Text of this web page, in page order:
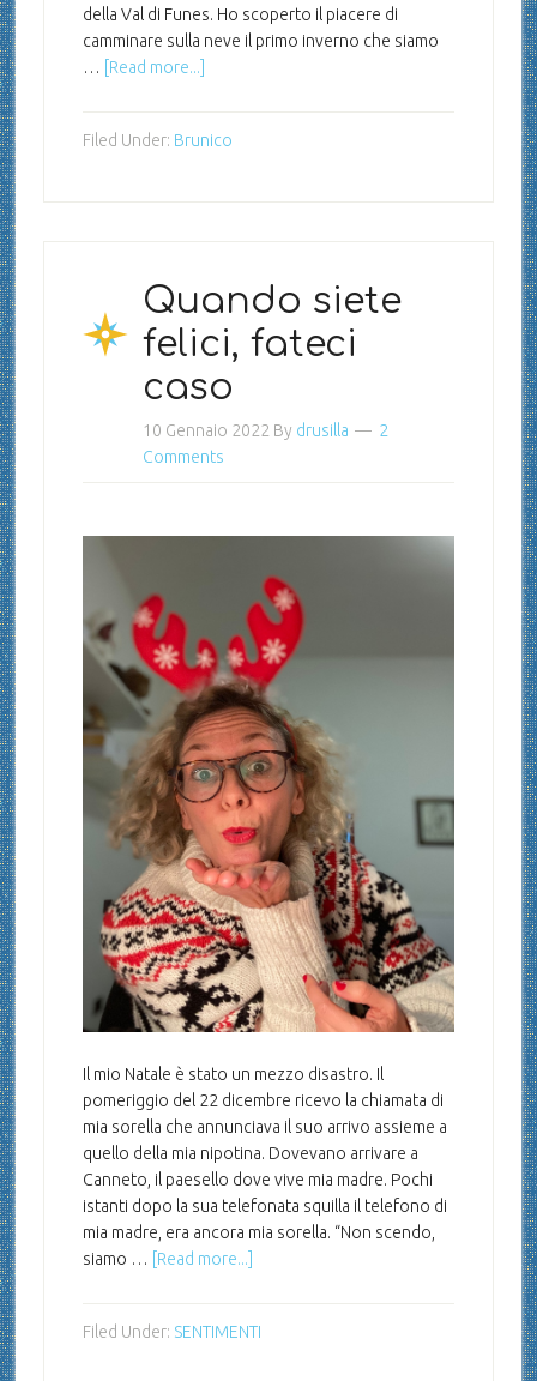
della Val di Funes. Ho scoperto il piacere di
camminare sulla neve il primo inverno che siamo
…
[Read more...]
Filed Under: Brunico
Quando siete
felici, fateci
caso
10 Gennaio 2022By drusilla
2
Comments
Il mio Natale è stato un mezzo disastro. Il
pomeriggio del 22 dicembre ricevo la chiamata di
mia sorella che annunciava il suo arrivo assieme a
quello della mia nipotina. Dovevano arrivare a
Canneto, il paesello dove vive mia madre. Pochi
istanti dopo la sua telefonata squilla il telefono di
mia madre, era ancora mia sorella. “Non scendo,
siamo …
[Read more...]
Filed Under: SENTIMENTI